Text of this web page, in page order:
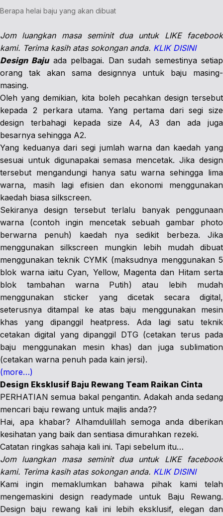
Berapa helai baju yang akan dibuat
Jom luangkan masa seminit dua untuk LIKE facebook
kami. Terima kasih atas sokongan anda. KLIK DISINI
Design Bajuada pelbagai. Dan sudah semestinya setiap
orang tak akan sama designnya untuk baju masing-
masing.
Oleh yang demikian, kita boleh pecahkan design tersebut
kepada 2 perkara utama. Yang pertama dari segi size
design terbahagi kepada size A4, A3 dan ada juga
besarnya sehingga A2.
Yang keduanya dari segi jumlah warna dan kaedah yang
sesuai untuk digunapakai semasa mencetak. Jika design
tersebut mengandungi hanya satu warna sehingga lima
warna, masih lagi efisien dan ekonomi menggunakan
kaedah biasa silkscreen.
Sekiranya design tersebut terlalu banyak penggunaan
warna (contoh ingin mencetak sebuah gambar photo
berwarna penuh) kaedah nya sedikit berbeza. Jika
menggunakan silkscreen mungkin lebih mudah dibuat
menggunakan teknik CYMK (maksudnya menggunakan 5
blok warna iaitu Cyan, Yellow, Magenta dan Hitam serta
blok tambahan warna Putih) atau lebih mudah
menggunakan sticker yang dicetak secara digital,
seterusnya ditampal ke atas baju menggunakan mesin
khas yang dipanggil heatpress. Ada lagi satu teknik
cetakan digital yang dipanggil DTG (cetakan terus pada
baju menggunakan mesin khas) dan juga sublimation
(cetakan warna penuh pada kain jersi).
(more…)
Design Eksklusif Baju Rewang Team Raikan Cinta
PERHATIAN semua bakal pengantin. Adakah anda sedang
mencari baju rewang untuk majlis anda??
Hai, apa khabar? Alhamdulillah semoga anda diberikan
kesihatan yang baik dan sentiasa dimurahkan rezeki.
Catatan ringkas sahaja kali ini. Tapi sebelum itu…
Jom luangkan masa seminit dua untuk LIKE facebook
kami. Terima kasih atas sokongan anda. KLIK DISINI
Kami ingin memaklumkan bahawa pihak kami telah
mengemaskini design readymade untuk Baju Rewang.
Design baju rewang kali ini lebih eksklusif, elegan dan